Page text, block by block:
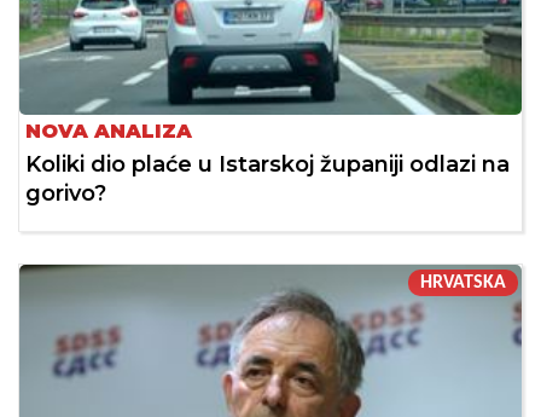
NOVA ANALIZA
Koliki dio plaće u Istarskoj županiji odlazi na
gorivo?
HRVATSKA